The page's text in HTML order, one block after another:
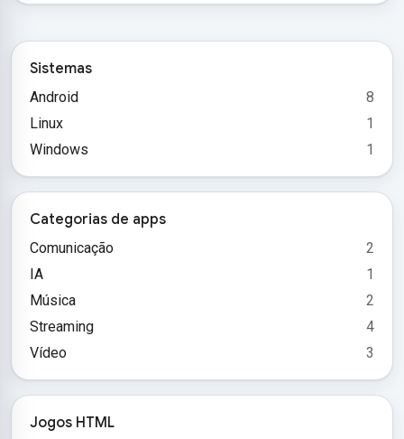
Sistemas
Android
8
Linux
1
Windows
1
Categorias de apps
Comunicação
2
IA
1
Música
2
Streaming
4
Vídeo
3
Jogos HTML